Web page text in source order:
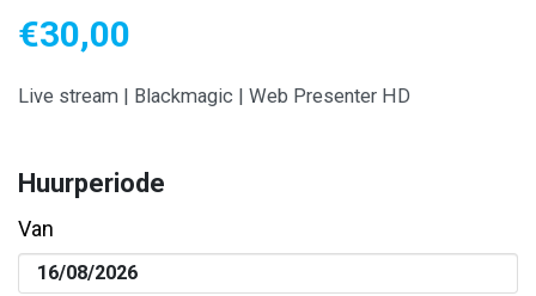
€30,00
Live stream | Blackmagic | Web Presenter HD
Huurperiode
Van